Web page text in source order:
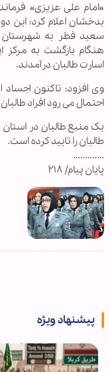
«امام علی عزیزی»
بدخشان اعلام کرد: این
سعید فطر به
هنگام بازگشت به
اسارت طالبان درآمدند.
وی افزود: تاکنون
احتمال می رود افراد
یک منبع طالبان در
طالبان را تایید کرده است.
.............
پایان پیام/ ۲۱۸
پیشنهاد ویژه